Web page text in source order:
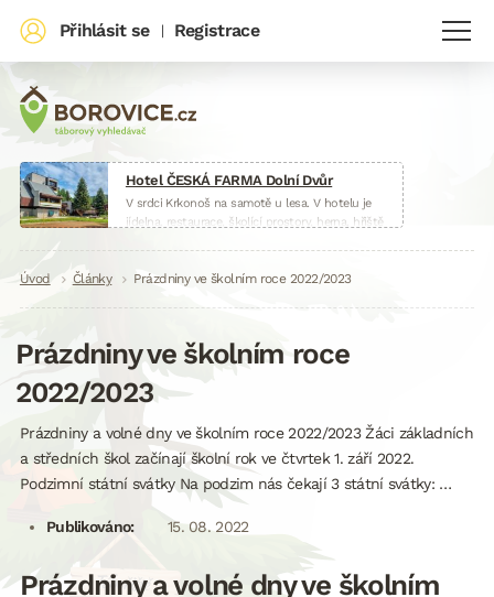
Hotel ČESKÁ FARMA Dolní Dvůr
V srdci Krkonoš na samotě u lesa. V hotelu je
jídelna, restaurace, školící prostory, herna, hřiště
Přihlásit se | Registrace
Drobečková
Úvod Články Prázdniny ve školním roce 2022/2023
Prázdniny ve školním roce
2022/2023
Prázdniny a volné dny ve školním roce 2022/2023 Žáci základních
a středních škol začínají školní rok ve čtvrtek 1. září 2022.
Podzimní státní svátky Na podzim nás čekají 3 státní svátky: …
Publikováno: 15. 08. 2022
Prázdniny a volné dny ve školním